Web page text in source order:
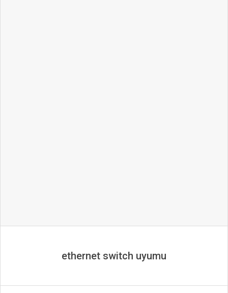
ethernet switch uyumu